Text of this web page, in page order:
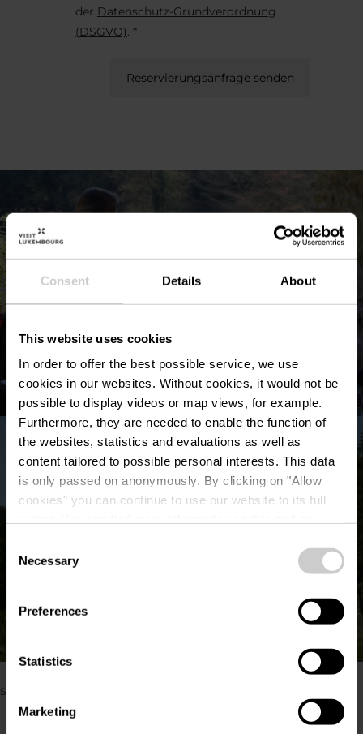
Consent Details About
This website uses cookies
In order to offer the best possible service, we use
cookies in our websites. Without cookies, it would not be
possible to display videos or map views, for example.
Furthermore, they are needed to enable the function of
the websites, statistics and evaluations as well as
content tailored to possible personal interests. This data
is only passed on anonymously. By clicking on "Allow
cookies" you can continue to use our website to its full
time.
Selection
Necessary
Preferences
Statistics
Marketing
der Datenschutz-Grundverordnung
(DSGVO). *
Reservierungsanfrage senden
Visit Eislek
Bitte stellen Sie sicher, dass Ihre Cookies aktiviert
sind, falls Sie diesen Inhalt nicht sehen können.